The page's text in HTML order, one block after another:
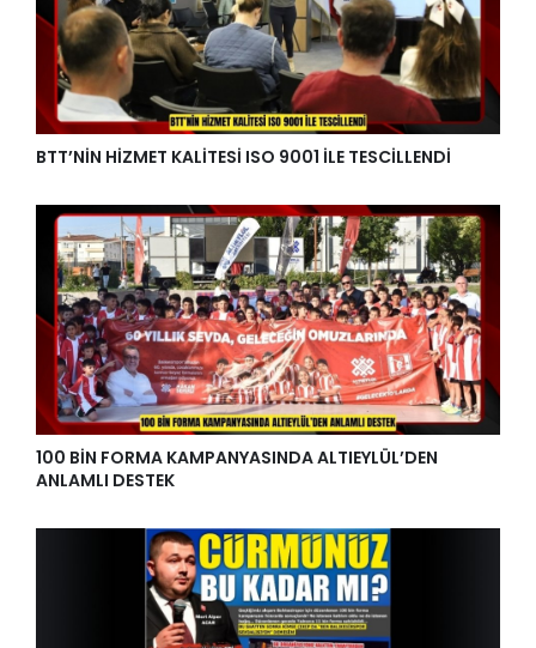
BTT’NİN HİZMET KALİTESİ ISO 9001 İLE TESCİLLENDİ
100 BİN FORMA KAMPANYASINDA ALTIEYLÜL’DEN
ANLAMLI DESTEK